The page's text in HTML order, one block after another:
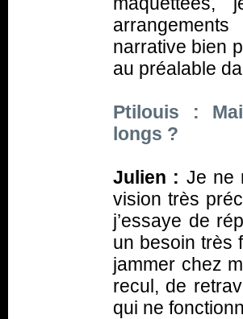
narrative bien
au préalable
Ptilouis :
longs ?
Julien : Je ne
vision très
j’essaye de
un besoin très
jammer chez
recul, de
qui ne